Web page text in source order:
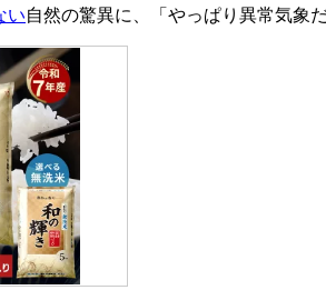
い自然の驚異に、「やっぱり異常気象